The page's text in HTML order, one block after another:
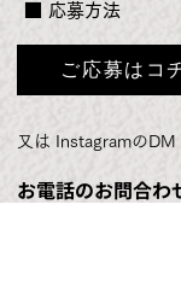
■ 応募方法
ご応募はコ
又は InstagramのDM
お電話のお問合わ